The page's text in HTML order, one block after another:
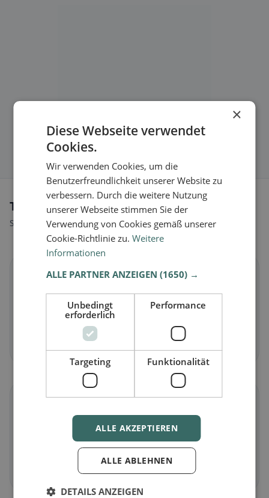
Tipi di alimentazione a Biberist
Scopri ristoranti adatti al tuo stile alimentare.
🌱
in Biberist
Piatti vegetali e cucina vegana
🥕
Vegetariano in Biberist
Piatti senza carne e classici vegetariani
×
Diese Webseite verwendet
Cookies.
Wir verwenden Cookies, um die
Benutzerfreundlichkeit unserer Website zu
verbessern. Durch die weitere Nutzung
unserer Webseite stimmen Sie der
Verwendung von Cookies gemäß unserer
Cookie-Richtlinie zu.Weitere
Informationen
ALLE PARTNER ANZEIGEN(1650) →
Unbedingt
erforderlich
Performance
Targeting Funktionalität
ALLE AKZEPTIEREN
ALLE ABLEHNEN
DETAILS ANZEIGEN